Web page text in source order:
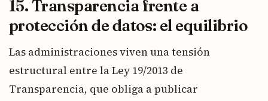
15. Transparencia frente a
protección de datos: el equilibrio
Las administraciones viven una tensión
estructural entre la Ley 19/2013 de
Transparencia, que obliga a publicar